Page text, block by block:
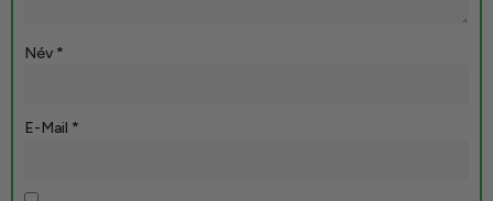
Név *
E-Mail *